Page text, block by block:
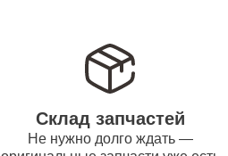
Склад запчастей
Не нужно долго ждать —